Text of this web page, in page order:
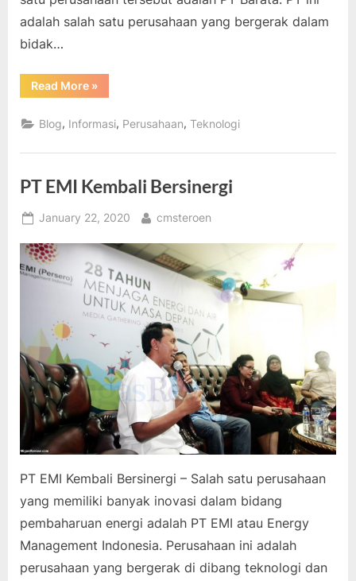
adalah salah satu perusahaan yang bergerak dalam
bidak…
Read More“PT
Barata
Dalam
Teknologi
Energi”
»
Blog, Informasi, Perusahaan,Teknologi
PT EMI Kembali Bersinergi
Posted
January 22, 2020 By
cmsteroen
PT EMI Kembali Bersinergi – Salah satu perusahaan
yang memiliki banyak inovasi dalam bidang
pembaharuan energi adalah PT EMI atau Energy
Management Indonesia. Perusahaan ini adalah
perusahaan yang bergerak di dibang teknologi dan